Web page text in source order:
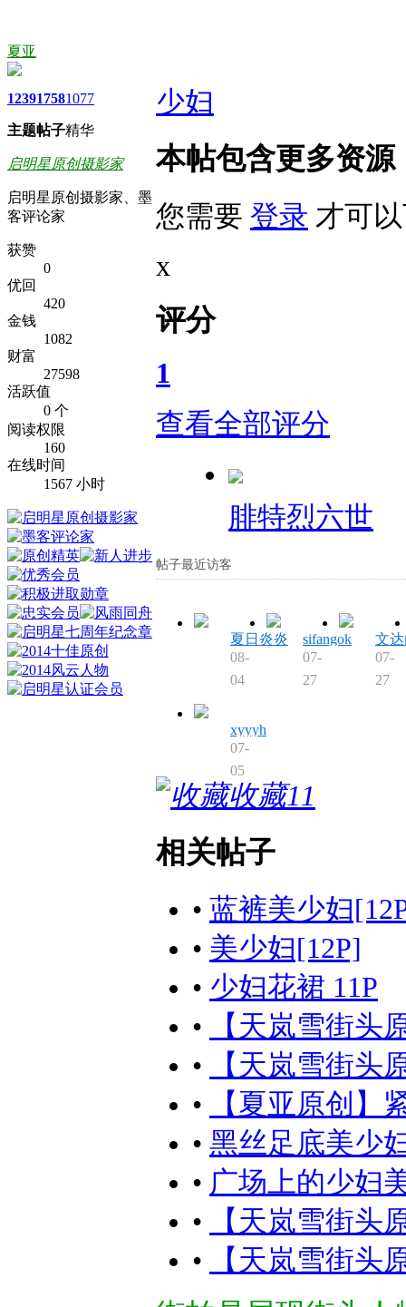
夏亚
1239
主题
1758
帖子
1077
精华
启明星原创摄影家
启明星原创摄影家、墨
客评论家
获赞
0
优回
420
金钱
1082
财富
27598
活跃值
0 个
阅读权限
160
在线时间
1567 小时
少妇
本帖包含更多资
您需要 登录 才可
x
评分
1
查看全部评分
腓特烈六世
帖子最近访客
夏日炎炎
08-
04
sifangok
07-
27
文
07-
27
xyyyh
07-
05
收藏11
相关帖子
• 蓝裤美少妇
• 美少妇[12P]
• 少妇花裙 11P
•
【天岚雪街
•
【天岚雪街
•
【夏亚原创
• 黑丝足底美少
• 广场上的少妇
•
【天岚雪街
•
【天岚雪街